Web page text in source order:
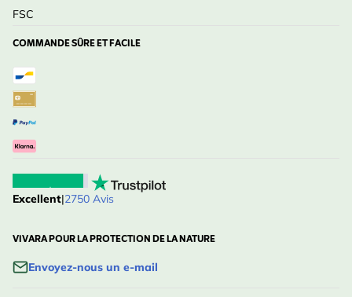
FSC
COMMANDE SÛRE ET FACILE
Excellent|2750 Avis
VIVARA POUR LA PROTECTION DE LA NATURE
Envoyez-nous un e-mail